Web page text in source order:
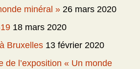
minéral » 26 mars 2020
18 mars 2020
Bruxelles 13 février 2020
de l’exposition « Un monde